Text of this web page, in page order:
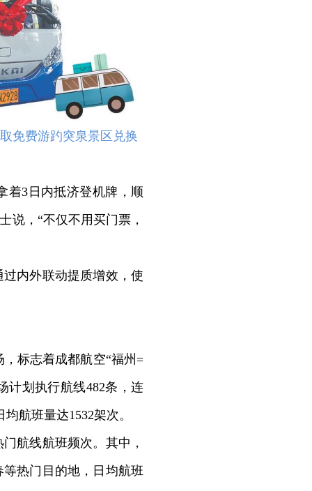
免费游趵突泉景区兑换
3日内抵济登机牌，顺
说，“不仅不用买门票，
内外联动提质增效，使
标志着成都航空“福州=
计划执行航线482条，连
航班量达1532架次。
航线航班频次。其中，
热门目的地，日均航班